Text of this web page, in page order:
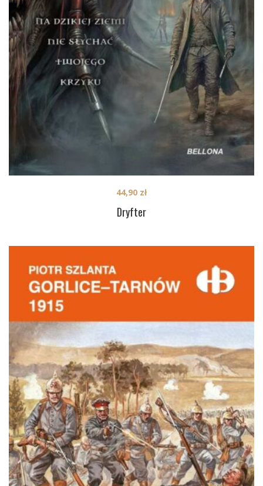
Dryfter
44,90 zł